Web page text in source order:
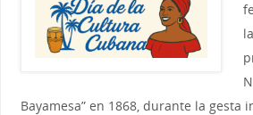
Bayamesa” en 1868, durante la gesta